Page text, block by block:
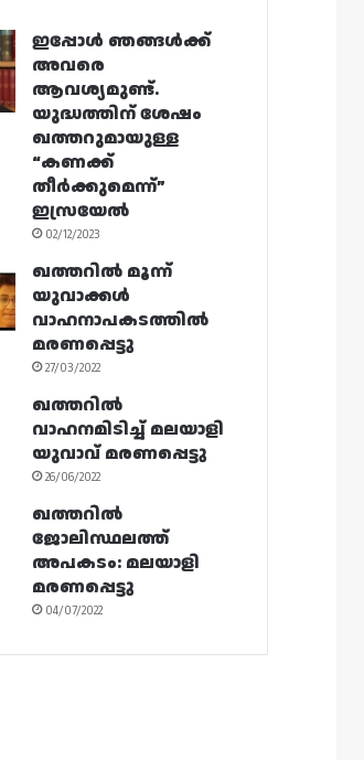
ഇപ്പോൾ ഞങ്ങൾക്ക്
അവരെ
ആവശ്യമുണ്ട്.
യുദ്ധത്തിന് ശേഷം
ഖത്തറുമായുള്ള
“കണക്ക്
തീർക്കുമെന്ന്”
ഇസ്രയേൽ
02/12/2023
ഖത്തറിൽ മൂന്ന്
യുവാക്കൾ
വാഹനാപകടത്തിൽ
മരണപ്പെട്ടു
27/03/2022
ഖത്തറിൽ
വാഹനമിടിച്ച് മലയാളി
യുവാവ് മരണപ്പെട്ടു
26/06/2022
ഖത്തറിൽ
ജോലിസ്ഥലത്ത്
അപകടം: മലയാളി
മരണപ്പെട്ടു
04/07/2022